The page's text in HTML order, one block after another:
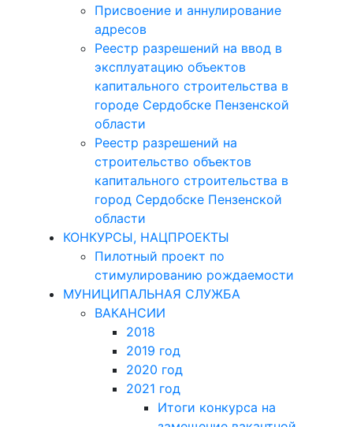
Присвоение и аннулирование
адресов
Реестр разрешений на ввод в
эксплуатацию объектов
капитального строительства в
городе Сердобске Пензенской
области
Реестр разрешений на
строительство объектов
капитального строительства в
город Сердобске Пензенской
области
КОНКУРСЫ, НАЦПРОЕКТЫ
Пилотный проект по
стимулированию рождаемости
МУНИЦИПАЛЬНАЯ СЛУЖБА
ВАКАНСИИ
2018
2019 год
2020 год
2021 год
Итоги конкурса на